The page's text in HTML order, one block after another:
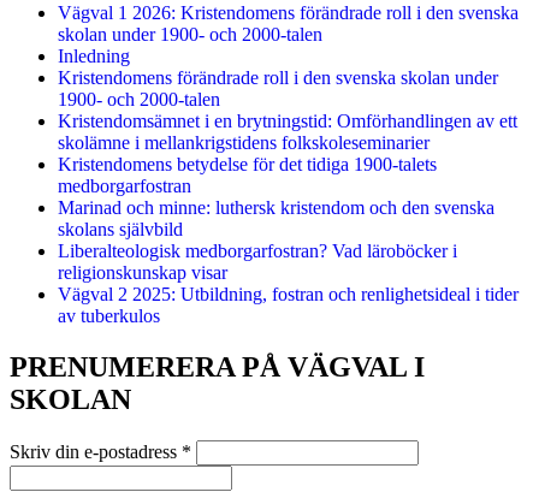
Vägval 1 2026: Kristendomens förändrade roll i den svenska
skolan under 1900- och 2000-talen
Inledning
Kristendomens förändrade roll i den svenska skolan under
1900- och 2000-talen
Kristendomsämnet i en brytningstid: Omförhandlingen av ett
skolämne i mellankrigstidens folkskoleseminarier
Kristendomens betydelse för det tidiga 1900-talets
medborgarfostran
Marinad och minne: luthersk kristendom och den svenska
skolans självbild
Liberalteologisk medborgarfostran? Vad läroböcker i
religionskunskap visar
Vägval 2 2025: Utbildning, fostran och renlighetsideal i tider
av tuberkulos
PRENUMERERA PÅ VÄGVAL I
SKOLAN
Skriv din e-postadress *